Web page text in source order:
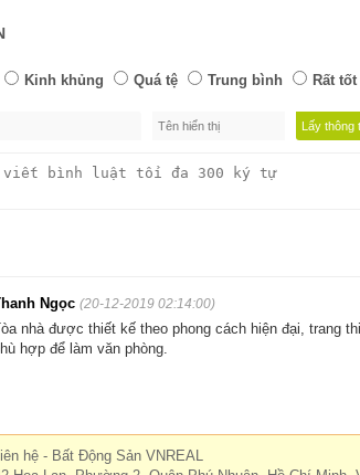
Kinh khủng Quá tệ Trung bình Rất tốt
Ngọc (20-12-2019 02:14:00)
nhà được thiết kế theo phong cách hiện đại, trang
hợp để làm văn phòng.
hệ - Bất Động Sản VNREAL